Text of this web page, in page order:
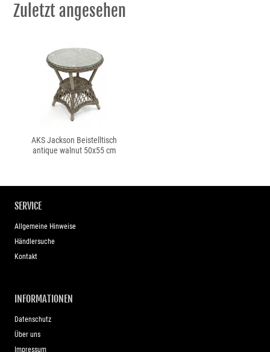
Zuletzt angesehen
AKS Jackson Beistelltisch
antique walnut 50x55 cm
SERVICE
Allgemeine Hinweise
Händlersuche
Kontakt
INFORMATIONEN
Datenschutz
Über uns
Impressum